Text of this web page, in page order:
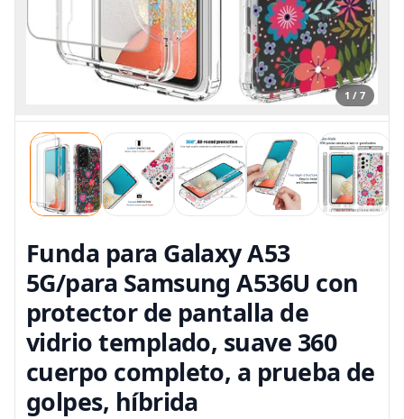
1 / 7
Funda para Galaxy A53
5G/para Samsung A536U con
protector de pantalla de
vidrio templado, suave 360
cuerpo completo, a prueba de
golpes, híbrida